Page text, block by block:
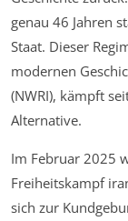
genau 46 Jahren
Staat. Dieser
modernen
(NWRI), kämpft
Alternative.
Im Februar 2025
Freiheitskampf
sich zur